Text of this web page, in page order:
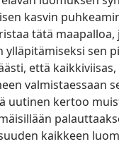
kasvin
tätä
ylläpitämiseksi sen
että
valmistaessaan
uutinen kertoo
kaikkeen